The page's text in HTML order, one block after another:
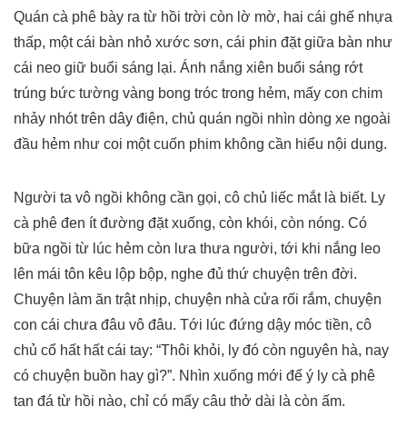
Quán cà phê bày ra từ hồi trời còn lờ mờ, hai cái ghế nhựa
thấp, một cái bàn nhỏ xước sơn, cái phin đặt giữa bàn như
cái neo giữ buổi sáng lại. Ánh nắng xiên buổi sáng rớt
trúng bức tường vàng bong tróc trong hẻm, mấy con chim
nhảy nhót trên dây điện, chủ quán ngồi nhìn dòng xe ngoài
đầu hẻm như coi một cuốn phim không cần hiểu nội dung.
Người ta vô ngồi không cần gọi, cô chủ liếc mắt là biết. Ly
cà phê đen ít đường đặt xuống, còn khói, còn nóng. Có
bữa ngồi từ lúc hẻm còn lưa thưa người, tới khi nắng leo
lên mái tôn kêu lộp bộp, nghe đủ thứ chuyện trên đời.
Chuyện làm ăn trật nhịp, chuyện nhà cửa rối rắm, chuyện
con cái chưa đâu vô đâu. Tới lúc đứng dậy móc tiền, cô
chủ cổ hất hất cái tay: “Thôi khỏi, ly đó còn nguyên hà, nay
có chuyện buồn hay gì?”. Nhìn xuống mới để ý ly cà phê
tan đá từ hồi nào, chỉ có mấy câu thở dài là còn ấm.